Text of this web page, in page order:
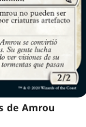
de Amrou